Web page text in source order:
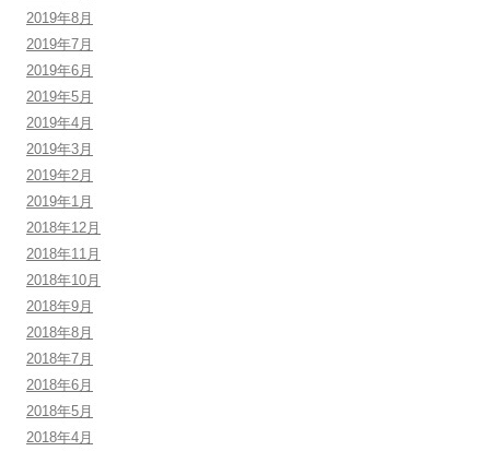
2019年8月
2019年7月
2019年6月
2019年5月
2019年4月
2019年3月
2019年2月
2019年1月
2018年12月
2018年11月
2018年10月
2018年9月
2018年8月
2018年7月
2018年6月
2018年5月
2018年4月